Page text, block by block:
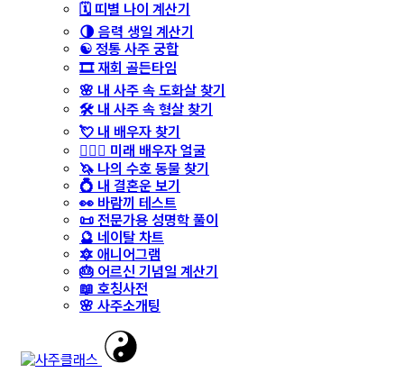
🗓️ 띠별 나이 계산기
🌗 음력 생일 계산기
☯️ 정통 사주 궁합
🎞️ 재회 골든타임
🌸 내 사주 속 도화살 찾기
🛠️ 내 사주 속 형살 찾기
💘 내 배우자 찾기
👩‍❤️‍👨 미래 배우자 얼굴
🦄 나의 수호 동물 찾기
💍 내 결혼운 보기
👀 바람끼 테스트
📜 전문가용 성명학 풀이
🔮 네이탈 차트
🔯 애니어그램
🎂 어르신 기념일 계산기
📖 호칭사전
🌸 사주소개팅